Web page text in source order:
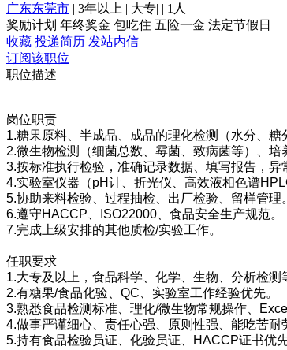
广东东莞市 | 3年以上 | 大专| | 1人
奖励计划 年终奖金 包吃住 五险一金 法定节假日
收藏 投递简历 发站内信
订阅该职位
职位描述
岗位职责
1.糖果原料、半成品、成品的理化检测（水分、糖
2.微生物检测（细菌总数、霉菌、致病菌等）、培
3.按标准执行检验，准确记录数据、填写报告，异
4.实验室仪器（pH计、折光仪、高效液相色谱
5.协助来料检验、过程抽检、出厂检验、留样管理。
6.遵守HACCP、ISO22000、食品安全生产规范。
7.完成上级安排的其他质检/实验工作。
任职要求
1.大专及以上，食品科学、化学、生物、分析检测
2.有糖果/食品化验、QC、实验室工作经验优先。
3.熟悉食品检测标准、理化/微生物常规操作、
4.做事严谨细心、责任心强、原则性强、能吃苦耐
5.持有食品检验员证、化验员证、HACCP证书优先